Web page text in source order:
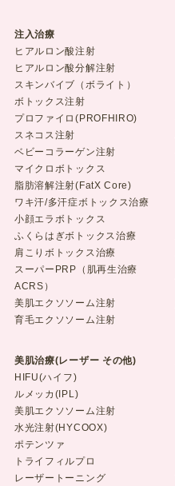
注入治療
ヒアルロン酸注射
ヒアルロン酸分解注射
スキンバイブ（ボライト）
ボトックス注射
プロファイロ(PROFHIRO)
スネコス注射
ベビーコラーゲン注射
マイクロボトックス
脂肪溶解注射(FatX Core)
ワキ汗/多汗症ボトックス治療
小顔エラボトックス
ふくらはぎボトックス治療
肩こりボトックス治療
スーパーPRP（肌再生治療
ACRS）
美肌エクソソーム注射
育毛エクソソーム注射
美肌治療(レーザー その他)
HIFU(ハイフ)
ルメッカ(IPL)
美肌エクソソーム注射
水光注射(HYCOOX)
ポテンツァ
トライフィルプロ
レーザートーニング